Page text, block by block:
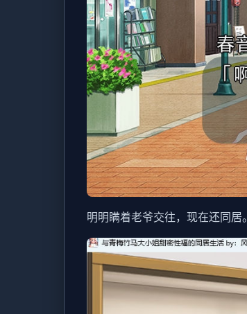
明明瞒着老爷交往，现在还同居。